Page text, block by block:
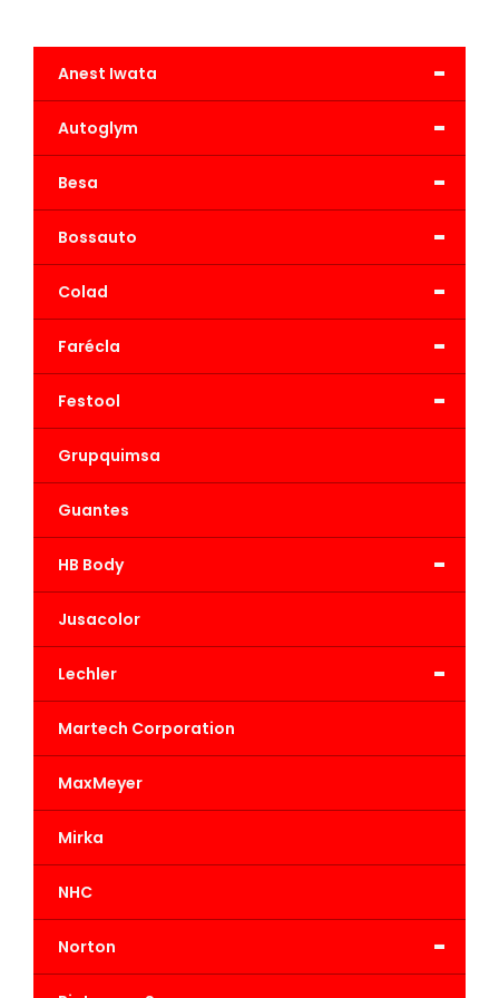
-
Anest Iwata
-
Autoglym
-
Besa
-
Bossauto
-
Colad
-
Farécla
-
Festool
Grupquimsa
Guantes
-
HB Body
Jusacolor
-
Lechler
Martech Corporation
MaxMeyer
Mirka
NHC
-
Norton